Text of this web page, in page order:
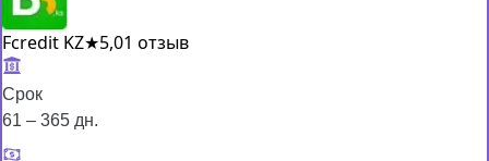
Fcredit KZ★5,01 отзыв
Срок
61 – 365 дн.